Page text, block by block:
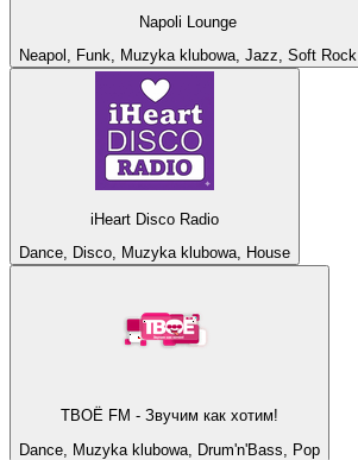
Napoli Lounge
Neapol, Funk, Muzyka klubowa, Jazz, Soft Rock
iHeart Disco Radio
Dance, Disco, Muzyka klubowa, House
ТВОЁ FM - Звучим как хотим!
Dance, Muzyka klubowa, Drum'n'Bass, Pop